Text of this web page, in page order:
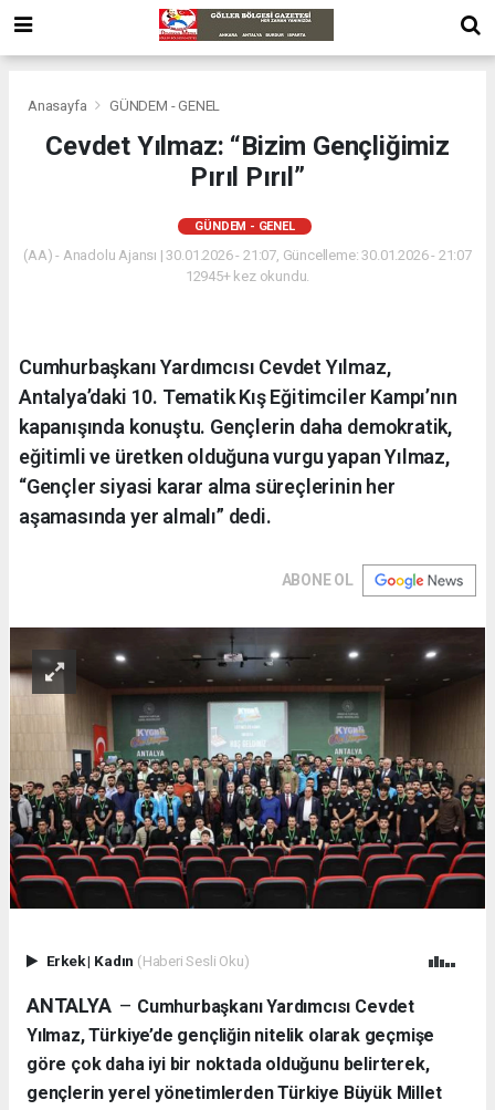
Anasayfa GÜNDEM - GENEL
Cevdet Yılmaz: “Bizim Gençliğimiz
Pırıl Pırıl”
GÜNDEM - GENEL
(AA) - Anadolu Ajansı | 30.01.2026 - 21:07, Güncelleme: 30.01.2026 - 21:07
12945+ kez okundu.
Cumhurbaşkanı Yardımcısı Cevdet Yılmaz,
Antalya’daki 10. Tematik Kış Eğitimciler Kampı’nın
kapanışında konuştu. Gençlerin daha demokratik,
eğitimli ve üretken olduğuna vurgu yapan Yılmaz,
“Gençler siyasi karar alma süreçlerinin her
aşamasında yer almalı” dedi.
ABONE OL
Erkek| Kadın (Haberi Sesli Oku)
ANTALYA – Cumhurbaşkanı Yardımcısı Cevdet
Yılmaz, Türkiye’de gençliğin nitelik olarak geçmişe
göre çok daha iyi bir noktada olduğunu belirterek,
gençlerin yerel yönetimlerden Türkiye Büyük Millet